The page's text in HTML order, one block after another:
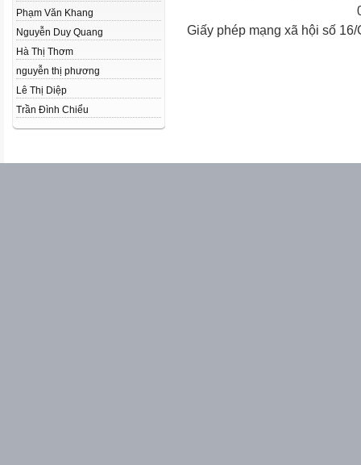
Phạm Văn Khang
Nguyễn Duy Quang
Hà Thị Thơm
nguyễn thị phương
Lê Thị Diệp
Trần Đình Chiểu
Giấy phép mạng xã hội số